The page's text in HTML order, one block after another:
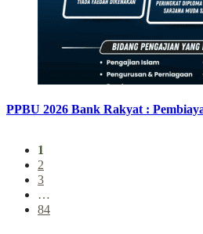
PPBU 2026 Bank Rakyat :
1
2
3
…
84